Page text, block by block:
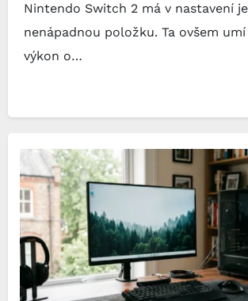
Nintendo Switch 2 má v nastavení
nenápadnou položku. Ta ovšem
výkon o…